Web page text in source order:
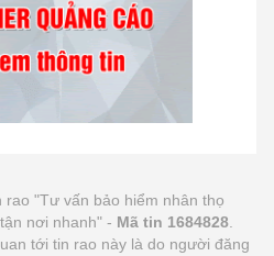
"Tư vấn bảo hiểm nhân thọ
nơi nhanh" - Mã tin 1684828
tới tin rao này là do người đăng